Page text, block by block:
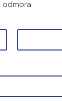
odmora.